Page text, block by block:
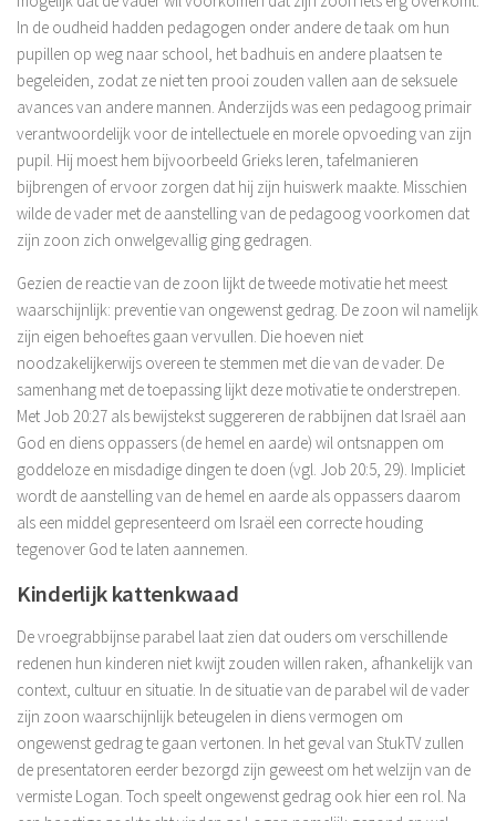
In de oudheid hadden pedagogen onder andere de taak om hun
pupillen op weg naar school, het badhuis en andere plaatsen te
begeleiden, zodat ze niet ten prooi zouden vallen aan de seksuele
avances van andere mannen. Anderzijds was een pedagoog primair
verantwoordelijk voor de intellectuele en morele opvoeding van zijn
pupil. Hij moest hem bijvoorbeeld Grieks leren, tafelmanieren
bijbrengen of ervoor zorgen dat hij zijn huiswerk maakte. Misschien
wilde de vader met de aanstelling van de pedagoog voorkomen dat
zijn zoon zich onwelgevallig ging gedragen.
Gezien de reactie van de zoon lijkt de tweede motivatie het meest
waarschijnlijk: preventie van ongewenst gedrag. De zoon wil namelijk
zijn eigen behoeftes gaan vervullen. Die hoeven niet
noodzakelijkerwijs overeen te stemmen met die van de vader. De
samenhang met de toepassing lijkt deze motivatie te onderstrepen.
Met Job 20:27 als bewijstekst suggereren de rabbijnen dat Israël aan
God en diens oppassers (de hemel en aarde) wil ontsnappen om
goddeloze en misdadige dingen te doen (vgl. Job 20:5, 29). Impliciet
wordt de aanstelling van de hemel en aarde als oppassers daarom
als een middel gepresenteerd om Israël een correcte houding
tegenover God te laten aannemen.
Kinderlijk kattenkwaad
De vroegrabbijnse parabel laat zien dat ouders om verschillende
redenen hun kinderen niet kwijt zouden willen raken, afhankelijk van
context, cultuur en situatie. In de situatie van de parabel wil de vader
zijn zoon waarschijnlijk beteugelen in diens vermogen om
ongewenst gedrag te gaan vertonen. In het geval van StukTV zullen
de presentatoren eerder bezorgd zijn geweest om het welzijn van de
vermiste Logan. Toch speelt ongewenst gedrag ook hier een rol. Na